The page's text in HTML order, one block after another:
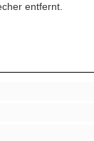
entfernt.